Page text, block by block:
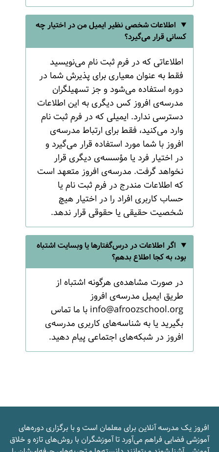
اطلاعات شخصی نظیر ایمیل من در اختیار چه
کسانی قرار می‌گیرد؟
اطلاعاتی که در فرم ثبت نام می‌نویسید
فقط به عنوان معیاری برای پذیرش شما در
دوره استفاده می‌شود و جز تسهیلگران
مدرسه‌ی افروز کس دیگری به این اطلاعات
دسترسی ندارد. ایمیلی که در فرم ثبت نام
وارد می‌کنید، فقط برای ارتباط مدرسه‌ی
افروز با شما مورد استفاده قرار می‌گیرد و
در اختیار فرد یا مؤسسه‌ی دیگری قرار
نخواهد گرفت. مدرسه‌ی افروز متعهد است
که اطلاعات مندرج در فرم ثبت نام یا
حساب کاربری افراد را در اختیار هیچ
شخصیت حقیقی یا حقوقی قرار ندهد.
اگر اطلاعات در درس‌گفتارها یا وبسایت اشتباه
بود، به کجا اطلاع بدهم؟
در صورت مشاهده‌ی هرگونه اشتباه از
طریق ایمیل مدرسه‌ی افروز
info@afroozschool.org با ما تماس
بگیرید یا به شناسه‌های کاربری مدرسه‌ی
افروز در شبکه‌های اجتماعی پیام دهید.
افروز یک مدرسه‌ آنلاین برای معلمان است و با برگزاری دوره‌های
آموزشی فضایی فراهم می‌آورد تا آموزشگران با روش‌های تازه و خلاق